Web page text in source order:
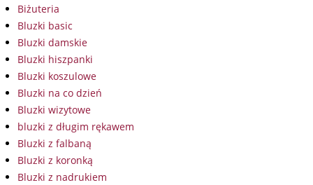
Biżuteria
Bluzki basic
Bluzki damskie
Bluzki hiszpanki
Bluzki koszulowe
Bluzki na co dzień
Bluzki wizytowe
bluzki z długim rękawem
Bluzki z falbaną
Bluzki z koronką
Bluzki z nadrukiem